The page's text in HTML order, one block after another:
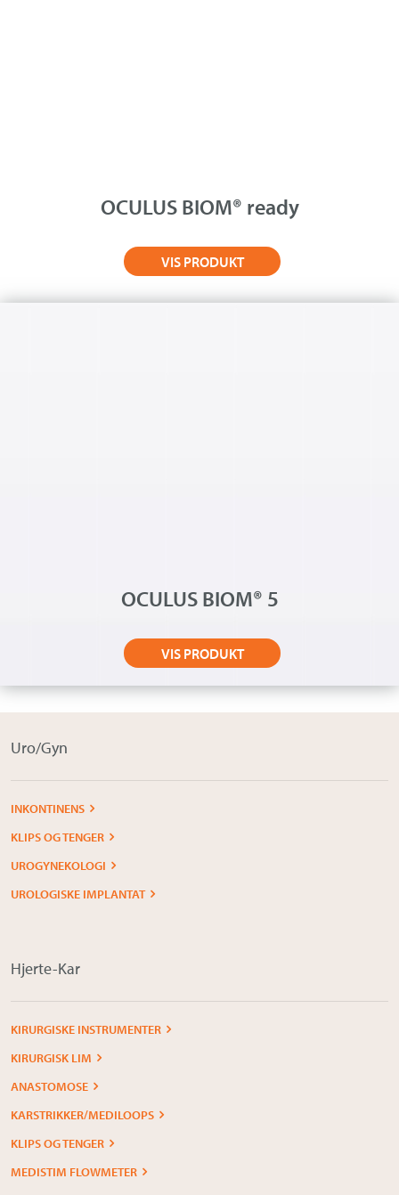
OCULUS BIOM® ready
VIS PRODUKT
OCULUS BIOM® 5
VIS PRODUKT
Uro/Gyn
INKONTINENS
KLIPS OG TENGER
UROGYNEKOLOGI
UROLOGISKE IMPLANTAT
Hjerte-Kar
KIRURGISKE INSTRUMENTER
KIRURGISK LIM
ANASTOMOSE
KARSTRIKKER/MEDILOOPS
KLIPS OG TENGER
MEDISTIM FLOWMETER